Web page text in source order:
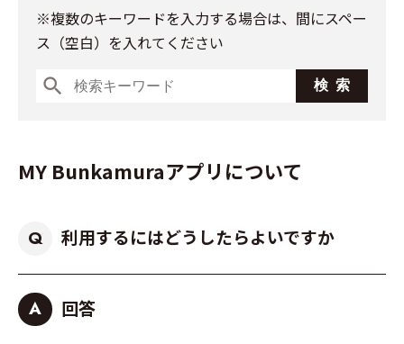
※複数のキーワードを入力する場合は、間にスペー
ス（空白）を入れてください
search
MY Bunkamuraアプリについて
Q 利用するにはどうしたらよいですか
A 回答